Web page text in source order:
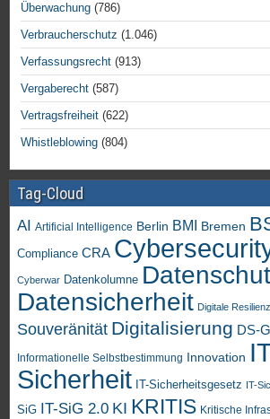
Überwachung (786)
Verbraucherschutz (1.046)
Verfassungsrecht (913)
Vergaberecht (587)
Vertragsfreiheit (622)
Whistleblowing (804)
Tag-Cloud
AI Artificial Intelligence Berlin BMI Bremen
Compliance CRA
Cyberwar Datenkolumne
Datensicherheit Digitale Resilienz
Souveränität Digitalisierung DS-
Informationelle Selbstbestimmung Innovation
Sicherheit IT-Sicherheitsgesetz IT-
SiG IT-SiG 2.0 KI KRITIS Kritische